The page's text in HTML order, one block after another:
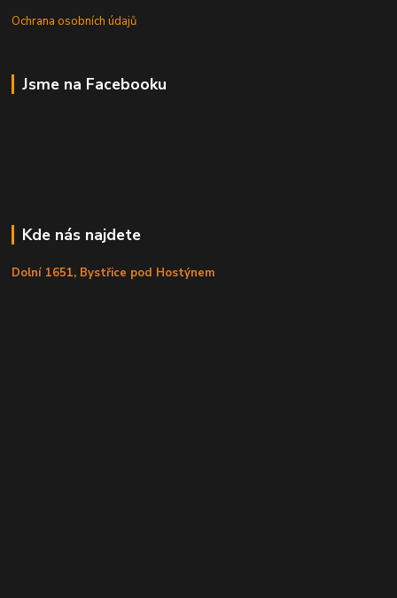
Ochrana osobních údajů
Jsme na Facebooku
Kde nás najdete
Dolní 1651, Bystřice pod Hostýnem